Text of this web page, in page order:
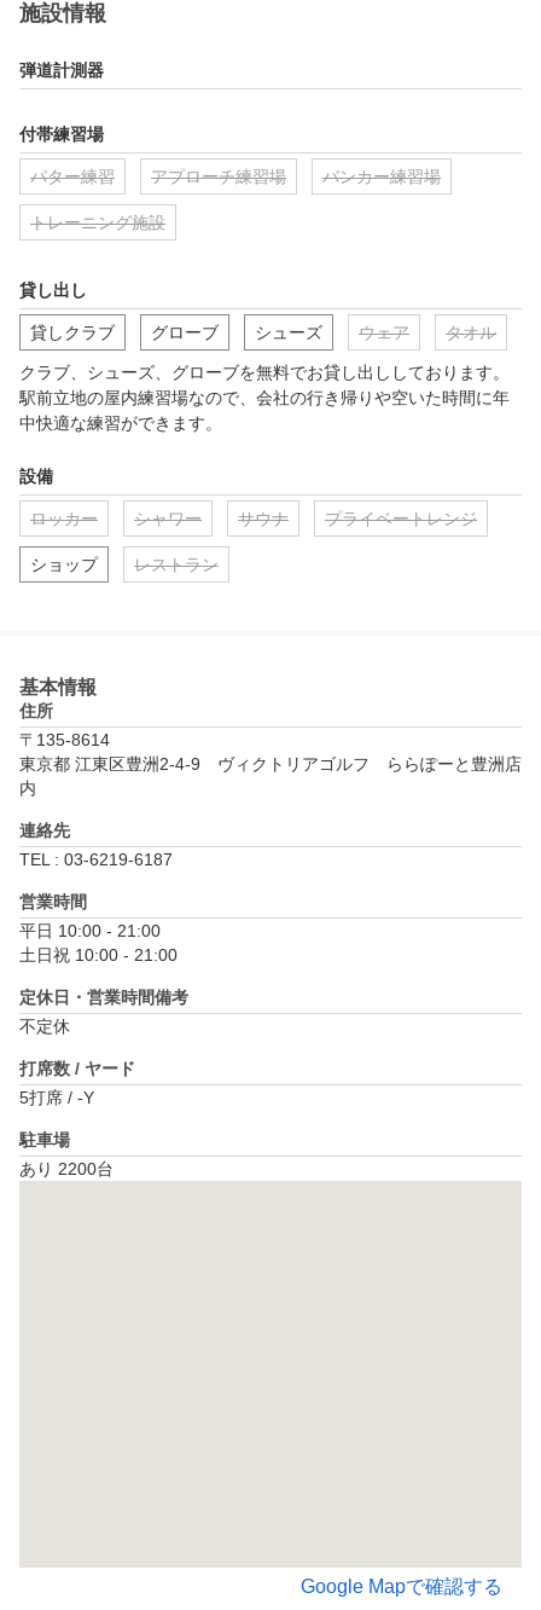
施設情報
弾道計測器
付帯練習場
パター練習 アプローチ練習場 バンカー練習場
トレーニング施設
貸し出し
貸しクラブ グローブ シューズ ウェア タオル
クラブ、シューズ、グローブを無料でお貸し出ししております。
駅前立地の屋内練習場なので、会社の行き帰りや空いた時間に年
中快適な練習ができます。
設備
ロッカー シャワー サウナ プライベートレンジ
ショップ レストラン
基本情報
住所
〒135-8614
東京都 江東区豊洲2-4-9　ヴィクトリアゴルフ　ららぽーと豊洲店
内
連絡先
TEL : 03-6219-6187
営業時間
平日 10:00 - 21:00
土日祝 10:00 - 21:00
定休日・営業時間備考
不定休
打席数 / ヤード
5打席 / -Y
駐車場
あり 2200台
Google Mapで確認する